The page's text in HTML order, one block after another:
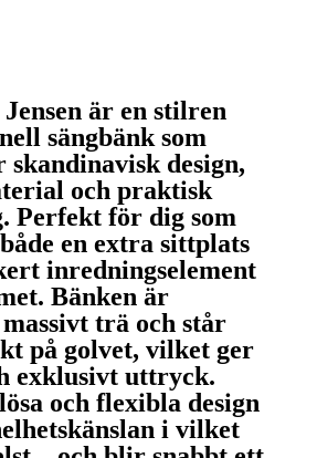
är en stilren
sängbänk som
design,
och praktisk
Perfekt för dig som
en extra sittplats
inredningselement
Bänken är
trä och står
på golvet, vilket ger
exklusivt uttryck.
och flexibla design
i vilket